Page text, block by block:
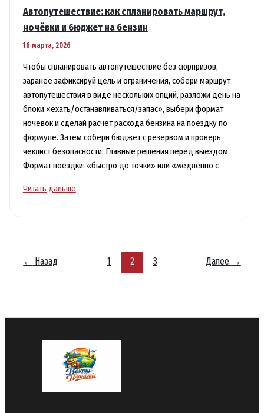
Автопутешествие: как спланировать маршрут,
ночёвки и бюджет на бензин
16 марта, 2026
Чтобы спланировать автопутешествие без сюрпризов,
заранее зафиксируй цель и ограничения, собери маршрут
автопутешествия в виде нескольких опций, разложи день на
блоки «ехать/останавливаться/запас», выбери формат
ночёвок и сделай расчет расхода бензина на поездку по
формуле. Затем собери бюджет с резервом и проверь
чеклист безопасности. Главные решения перед выездом
Формат поездки: «быстро до точки» или «медленно с
Автопутешествие:
Читать дальше
← Назад 1 2 3 Далее →